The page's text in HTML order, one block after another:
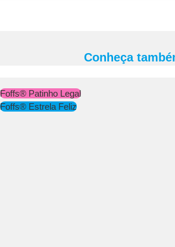
Conheça
Foffs® Patinho Legal
Foffs® Estrela Feliz